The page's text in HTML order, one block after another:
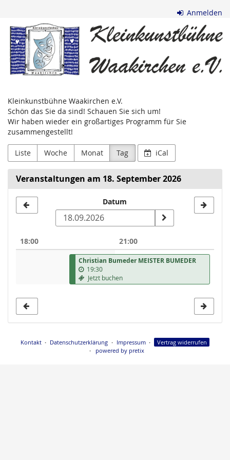
Inhalt
springen
Anmelden
Kleinkunstbühne
Waakirchen
e.V.
Kleinkunstbühne Waakirchen e.V.
Schön das Sie da sind! Schauen Sie sich um!
Wir haben wieder ein großartiges Programm für Sie
zusammengestellt!
Liste Woche Monat Tag iCal
Veranstaltungen am 18. September 2026
zur
auswählen
Datum
18:00 21:00
Christian Bumeder MEISTER BUMEDER
19:30
Jetzt buchen
Kontakt Datenschutzerklärung Impressum
Vertrag widerrufen
powered by pretix